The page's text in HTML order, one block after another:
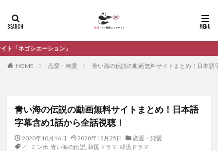
HOME 恋愛・純愛 青い海の伝説の動画無料サイトまとめ！日本語
青い海の伝説の動画無料サイトまとめ！日本語
字幕含め1話から全話視聴！
2020年10月16日 2020年12月25日
恋愛・純愛
イ･ミンホ, 青い海の伝説, 韓国ドラマ, 韓流ドラマ